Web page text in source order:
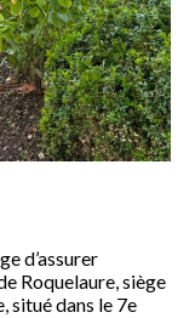
d’assurer
Roquelaure, siège
situé dans le 7e